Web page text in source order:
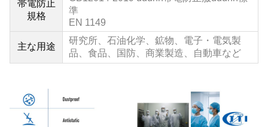
帯電防止
規格
準
EN 1149
主な用途
研究所、石油化学、鉱物、電子・電気製
品、食品、国防、商業製造、自動車など